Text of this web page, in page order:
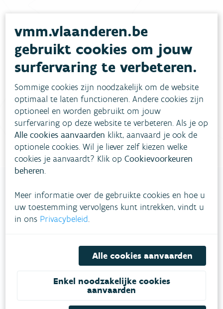
Heb je vragen?
Bekijk het overzicht van meestgestelde vragen
Niet gevonden wat je zocht? Vul ons
contactformulier in.
Bel gratis 1700
VLAAMSE
MILIEUMAATSCHAPPIJ
Onze leefomgeving klimaatbestendig maken?
Daarvoor zetten we samen met partners in op
een duurzaam lucht-, water- en klimaatbeleid.
VOLG VMM OP SOCIALE MEDIA
vmm.vlaanderen.be
gebruikt cookies om jouw
surfervaring te verbeteren.
Sommige cookies zijn noodzakelijk om de website
optimaal te laten functioneren. Andere cookies zijn
optioneel en worden gebruikt om jouw
surfervaring op deze website te verbeteren. Als je op
Alle cookies aanvaarden klikt, aanvaard je ook de
optionele cookies. Wil je liever zelf kiezen welke
cookies je aanvaardt? Klik opCookievoorkeuren
beheren.
Meer informatie over de gebruikte cookies en hoe u
uw toestemming vervolgens kunt intrekken, vindt u
in ons Privacybeleid.
Alle cookies aanvaarden
Enkel noodzakelijke cookies
aanvaarden